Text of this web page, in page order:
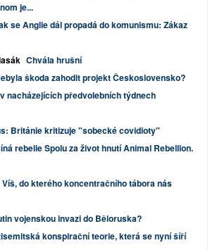
je...
se Anglie dál propadá do komunismu: Zákaz
Chvála hrušní
škoda zahodit projekt Československo?
nacházejících předvolebních týdnech
Británie kritizuje "sobecké covidioty"
rebelie Spolu za život hnutí Animal Rebellion.
do kterého koncentračního tábora nás
vojenskou invazi do Běloruska?
konspirační teorie, která se nyní šíří